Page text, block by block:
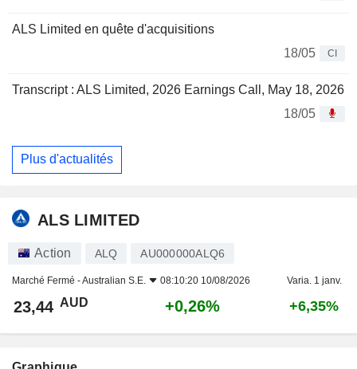
ALS Limited en quête d'acquisitions
18/05
CI
Transcript : ALS Limited, 2026 Earnings Call, May 18, 2026
18/05
Plus d'actualités
ALS LIMITED
Action ALQ AU000000ALQ6
Marché Fermé -Australian S.E. 08:10:20 10/08/2026 Varia. 1 janv.
23,44 AUD +0,26% +6,35%